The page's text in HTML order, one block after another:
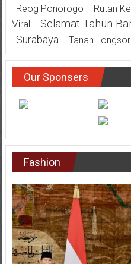
Reog Ponorogo Rutan
Viral
Selamat Tahun
Surabaya
Tanah Longsor
Our Sponsers
Fashion